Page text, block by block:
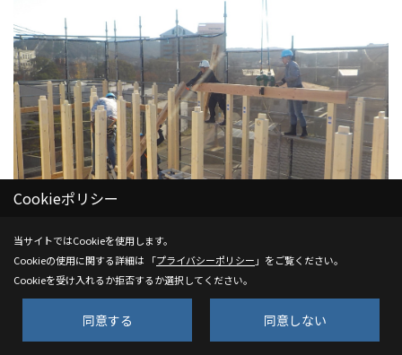
レッカーで荷揚げしながら職人さん達が力をあわせて施工し
ていきます！
Cookieポリシー
当サイトではCookieを使用します。
Cookieの使用に関する詳細は 「プライバシーポリシー 」をご覧ください。
Cookieを受け入れるか拒否するか選択してください。
同意する 同意しない